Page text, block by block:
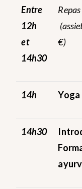
Entre
12h
et
14h30
Repas
€)
14h
14h30